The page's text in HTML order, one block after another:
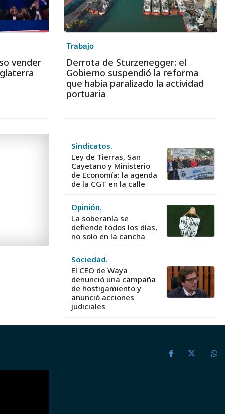
vender
Trabajo
Derrota de Sturzenegger: el
Gobierno suspendió la reforma
que había paralizado la actividad
portuaria
Sindicatos.
Ley de Tierras, San
Cayetano y Ministerio
de Economía: la agenda
de la CGT en la calle
Opinión.
La soberanía se
defiende todos los días,
no solo en la cancha
Sociedad.
El CEO de Waya
denunció una campaña
de hostigamiento y
anunció acciones
judiciales